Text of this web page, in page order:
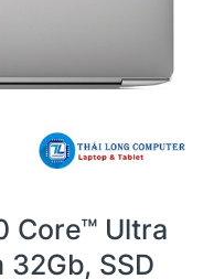
Core™ Ultra
32Gb, SSD